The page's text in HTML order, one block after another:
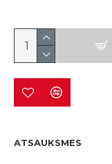
ATSAUKSMES